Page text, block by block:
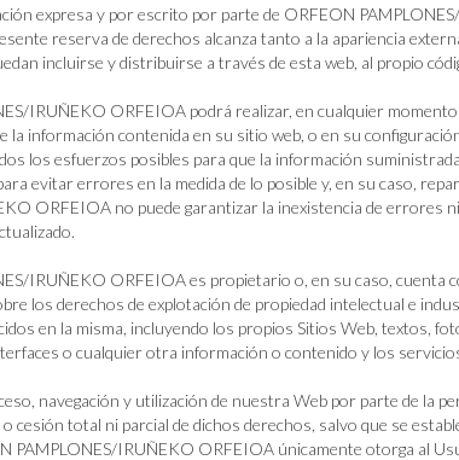
expresa y por escrito por parte de ORFEON
reserva de derechos alcanza tanto a la apariencia
incluirse y distribuirse a través de esta web, al propio
IRUÑEKO ORFEIOA podrá realizar, en cualquier
la información contenida en su sitio web, o en su
los esfuerzos posibles para que la información
evitar errores en la medida de lo posible y, en su caso,
ORFEIOA no puede garantizar la inexistencia de errores
IRUÑEKO ORFEIOA es propietario o, en su caso, cuenta
los derechos de explotación de propiedad intelectual e
en la misma, incluyendo los propios Sitios Web, textos,
o cualquier otra información o contenido y los
navegación y utilización de nuestra Web por parte de la
cesión total ni parcial de dichos derechos, salvo que se
PAMPLONES/IRUÑEKO ORFEIOA únicamente otorga al